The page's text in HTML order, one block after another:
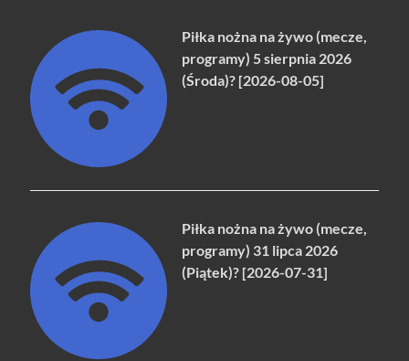
Piłka nożna na żywo (mecze,
programy) 5 sierpnia 2026
(Środa)? [2026-08-05]
Piłka nożna na żywo (mecze,
programy) 31 lipca 2026
(Piątek)? [2026-07-31]